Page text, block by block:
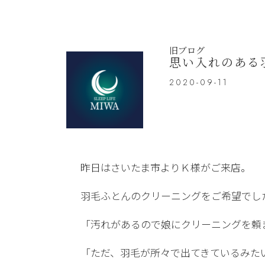
旧ブログ
思い入れのある
2020-09-11
昨日はさいたま市よりＫ様がご来店。
羽毛ふとんのクリーニングをご希望でし
「汚れがあるので娘にクリーニングを
「ただ、羽毛が所々で出てきているみ